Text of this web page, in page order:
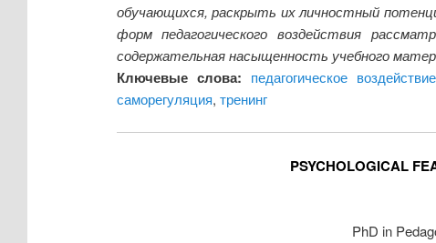
обучающихся, раскрыть их личностный
форм педагогического воздействия
содержательная насыщенность учебного
Ключевые слова: педагогическое воздействие
саморегуляция, тренинг
PSYCHOLOGICAL
PhD in